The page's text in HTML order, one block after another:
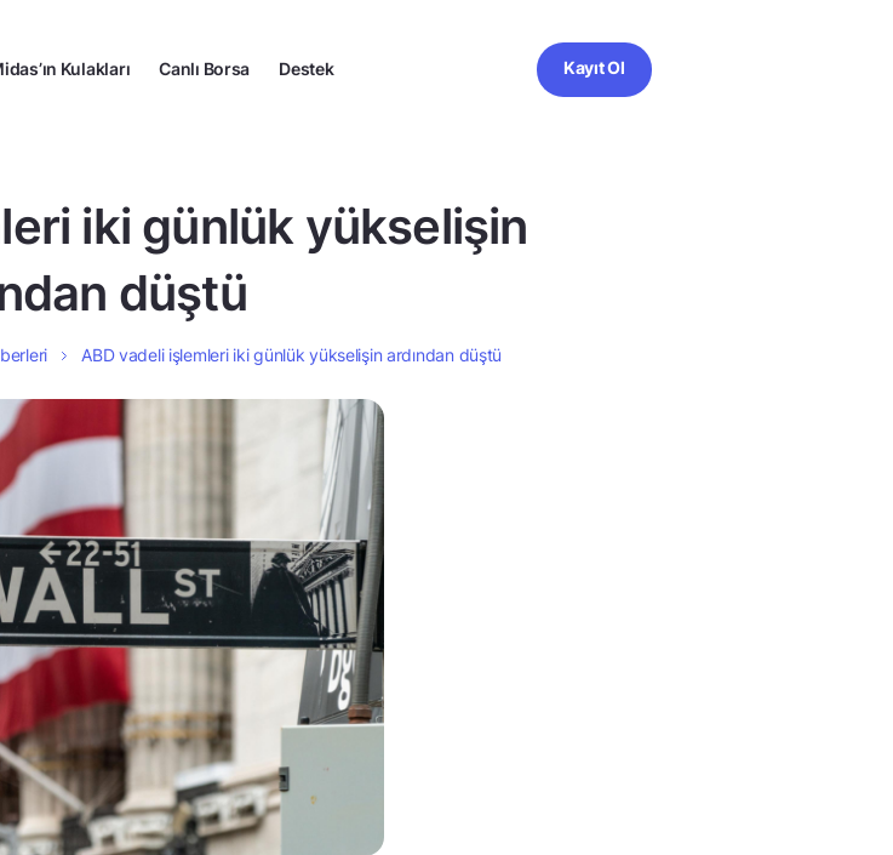
Kulakları Canlı Borsa Destek Kayıt Ol
iki günlük yükselişin
düştü
ABD vadeli işlemleri iki günlük yükselişin ardından düştü